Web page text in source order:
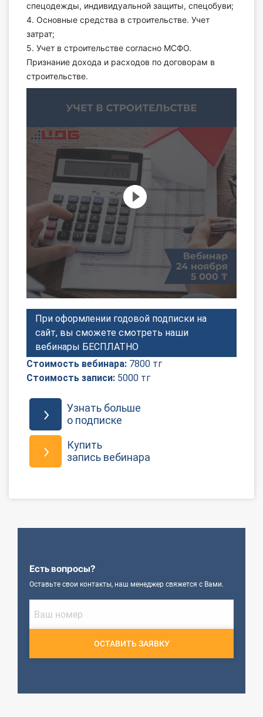
Практика ИП
Кадры. Труд. Зарплата.
Учет по отраслям
Юридический помощник
О Системе
Обучение
Тарифы
Тестирование для
бухгалтера
спецодежды, индивидуальной защиты, спецобуви;
4. Основные средства в строительстве. Учет
затрат;
5. Учет в строительстве согласно МСФО.
Признание дохода и расходов по договорам в
строительстве.
При оформлении годовой подписки на
сайт, вы сможете смотреть наши
вебинары БЕСПЛАТНО
Стоимость вебинара: 7800 тг
Стоимость записи: 5000 тг
Узнать больше
о подписке
Купить
запись вебинара
Есть вопросы?
Оставьте свои контакты, наш менеджер свяжется с Вами.
ОСТАВИТЬ ЗАЯВКУ